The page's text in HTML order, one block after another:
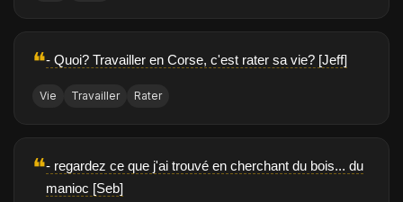
❝- Quoi? Travailler en Corse, c'est rater sa vie? [Jeff]
Vie Travailler Rater
❝- regardez ce que j'ai trouvé en cherchant du bois... du
manioc [Seb]